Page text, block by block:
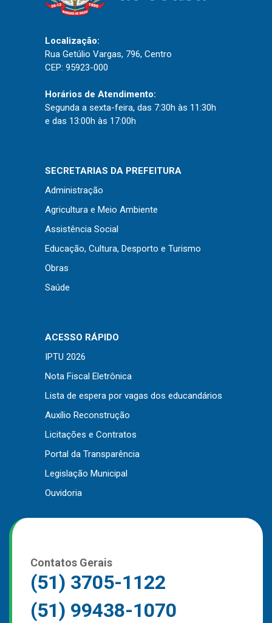
Localização:
Rua Getúlio Vargas, 796, Centro
CEP: 95923-000
Horários de Atendimento:
Segunda a sexta-feira, das 7:30h às 11:30h
e das 13:00h às 17:00h
SECRETARIAS DA PREFEITURA
Administração
Agricultura e Meio Ambiente
Assistência Social
Educação, Cultura, Desporto e Turismo
Obras
Saúde
ACESSO RÁPIDO
IPTU 2026
Nota Fiscal Eletrônica
Lista de espera por vagas dos educandários
Auxílio Reconstrução
Licitações e Contratos
Portal da Transparência
Legislação Municipal
Ouvidoria
Contatos Gerais
(51) 3705-1122
(51) 99438-1070